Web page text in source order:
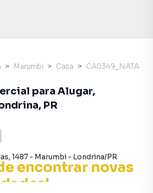
encontrar novas
Marumbi Casa CA0349_NATA
para Alugar,
PR
, 1487 - Marumbi - Londrina/PR